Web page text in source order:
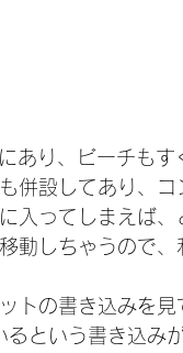
あり、ビーチもす
併設してあり、
入ってしまえば
動しちゃうので
トの書き込みを見
という書き込み